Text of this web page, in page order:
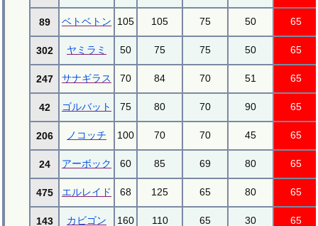
89 ベトベトン 105 105 75 50 65
302 ヤミラミ 50 75 75 50 65
247 サナギラス 70 84 70 51 65
42 ゴルバット 75 80 70 90 65
206 ノコッチ 100 70 70 45 65
24 アーボック 60 85 69 80 65
475 エルレイド 68 125 65 80 65
143 カビゴン 160 110 65 30 65